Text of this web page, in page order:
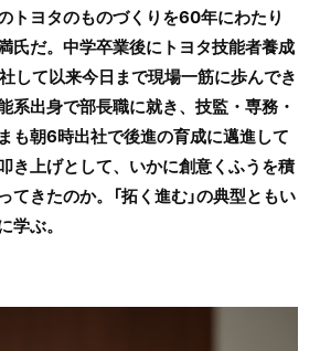
トヨタのものづくりを60年にわたり
氏だ。中学卒業後にトヨタ技能者養成
して以来今日まで現場一筋に歩んでき
系出身で部長職に就き、技監・専務・
も朝6時出社で後進の育成に邁進して
き上げとして、いかに創意くふうを積
きたのか。「拓く進む」の典型ともい
学ぶ。